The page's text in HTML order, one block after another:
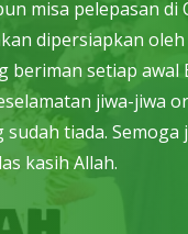
misa pelepasan
dipersiapkan
setiap
jiwa-jiwa
tiada.
kasih Allah.